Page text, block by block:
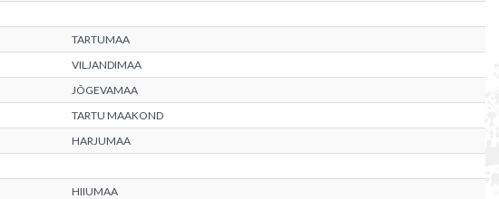
TARTUMAA
VILJANDIMAA
JÕGEVAMAA
TARTU MAAKOND
HARJUMAA
HIIUMAA